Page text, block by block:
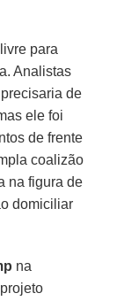
para
Analistas
de
ele foi
de frente
coalizão
na figura de
domiciliar
na